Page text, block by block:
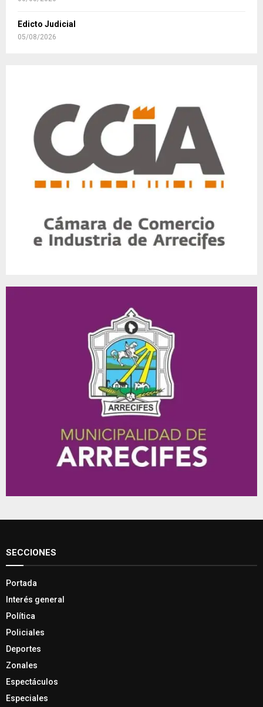
Edicto Judicial
05/08/2026
SECCIONES
Portada
Interés general
Política
Policiales
Deportes
Zonales
Espectáculos
Especiales